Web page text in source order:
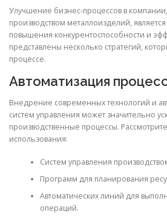
Улучшение бизнес-процессов в
производством металлоизделий,
повышения конкурентоспособности и
представлены несколько стратегий,
процессе.
Автоматизация
Внедрение современных технологий и
систем управления может значительно
производственные процессы.
использования:
Систем управления
Программ для планирования
Автоматических линий для
операций.